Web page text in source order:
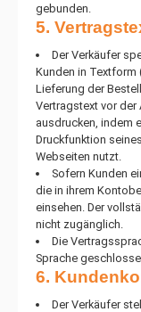
gebunden.
5.
Der Verkäufer
Kunden in Textform
Lieferung der
Vertragstext vor der
ausdrucken, indem
Druckfunktion
Webseiten nutzt.
Sofern Kunden
die in ihrem
einsehen. Der
nicht zugänglich.
Die
Sprache
6.
Der Verkäufer